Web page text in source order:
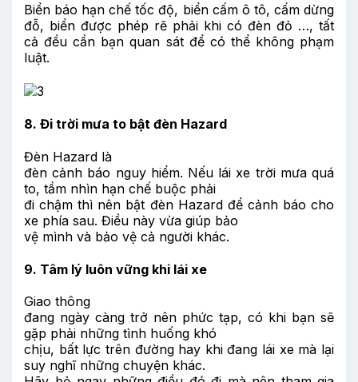
Biển báo hạn chế tốc độ, biển cấm ô tô, cấm dừng
đỗ, biển được phép rẽ phải khi có đèn đỏ …, tất
cả đều cần bạn quan sát để có thể không phạm
luật.
8. Đi trời mưa to bật đèn Hazard
Đèn Hazard là
đèn cảnh báo nguy hiểm. Nếu lái xe trời mưa quá
to, tầm nhìn hạn chế buộc phải
đi chậm thì nên bật đèn Hazard để cảnh báo cho
xe phía sau. Điều này vừa giúp bảo
vệ mình và bảo vệ cả người khác.
9. Tâm lý luôn vững khi lái xe
Giao thông
đang ngày càng trở nên phức tạp, có khi bạn sẽ
gặp phải những tình huống khó
chịu, bất lực trên đường hay khi đang lái xe mà lại
suy nghĩ những chuyện khác.